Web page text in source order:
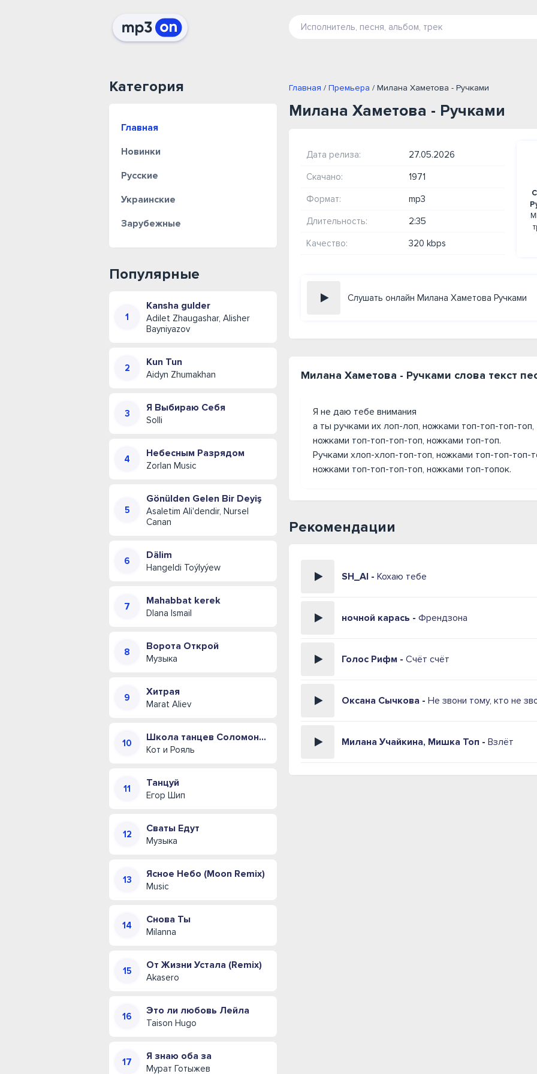
Категория
Главная
Новинки
Русские
Украинские
Зарубежные
Популярные
Kansha gulder
Adilet Zhaugashar, Alisher
Bayniyazov
Kun Tun
Aidyn Zhumakhan
Я Выбираю Себя
Solli
Небесным Разрядом
Zorlan Music
Gönülden Gelen Bir Deyiş
Asaletim Ali'dendir, Nursel
Canan
Dälim
Hangeldi Toýlyýew
Mahabbat kerek
DIana Ismail
Ворота Открой
Музыка
Хитрая
Marat Aliev
Школа танцев Соломона Пляра (Одесская музыкальная комедия)
Кот и Рояль
Танцуй
Егор Шип
Сваты Едут
Музыка
Ясное Небо (Moon Remix)
Music
Снова Ты
Milanna
От Жизни Устала (Remix)
Akasero
Это ли любовь Лейла
Taison Hugo
Я знаю оба за
Мурат Готыжев
Главная / Премьера / Милана Хаметова - Ручками
Милана Хаметова - Ручками
Дата релиза: 27.05.2026
Скачано: 1971
Формат: mp3
Длительность: 2:35
Качество: 320 kbps
Слушать онлайн Милана Хаметова Ручками
Милана Хаметова - Ручками слова текст
Я не даю тебе внимания
а ты ручками их лоп-лоп, ножками топ-топ-топ-топ,
ножками топ-топ-топ-топ, ножками топ-топ.
Ручками хлоп-хлоп-топ-топ, ножками топ-топ-топ-
ножками топ-топ-топ-топ, ножками топ-топок.
Рекомендации
SH_AI - Кохаю тебе
ночной карась - Френдзона
Голос Рифм - Счёт счёт
Оксана Сычкова - Не звони тому, кто не
Милана Учайкина, Мишка Топ - Взлёт